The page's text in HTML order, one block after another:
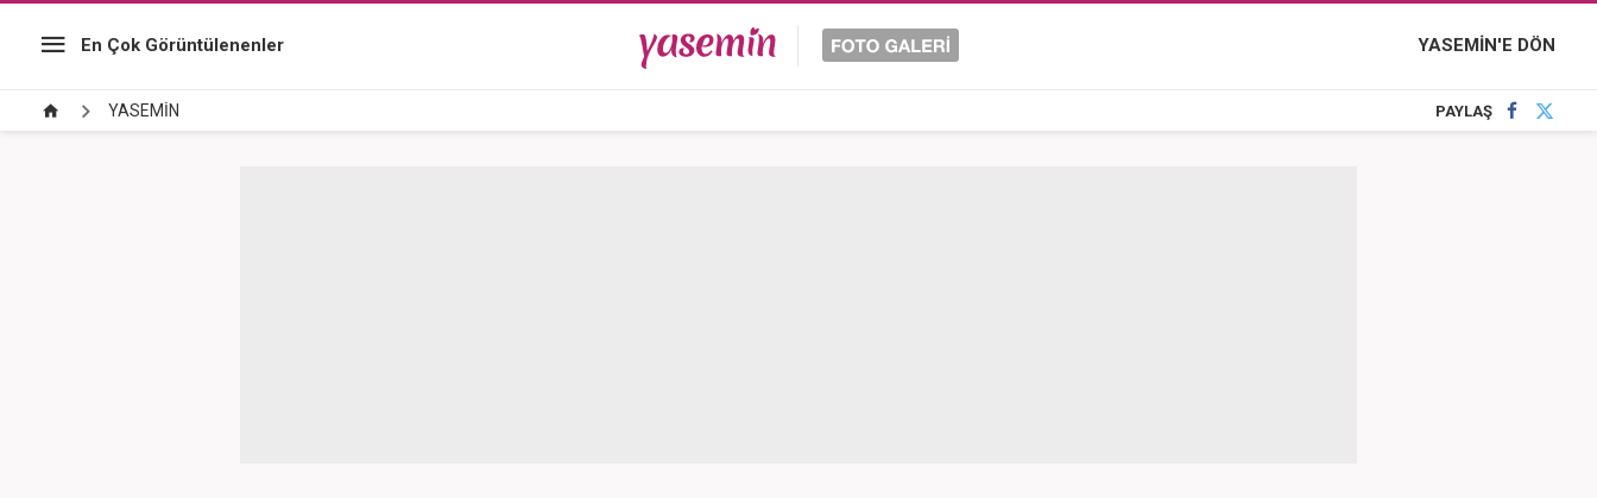
En Çok Görüntülenenler YASEMİN'E DÖN
YASEMİN PAYLAŞ